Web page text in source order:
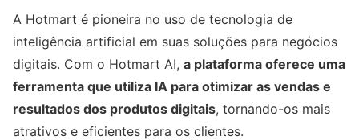
A Hotmart é pioneira no uso de tecnologia de
inteligência artificial em suas soluções para negócios
digitais. Com o Hotmart AI, a plataforma oferece uma
ferramenta que utiliza IA para otimizar as vendas e
resultados dos produtos digitais, tornando-os mais
atrativos e eficientes para os clientes.